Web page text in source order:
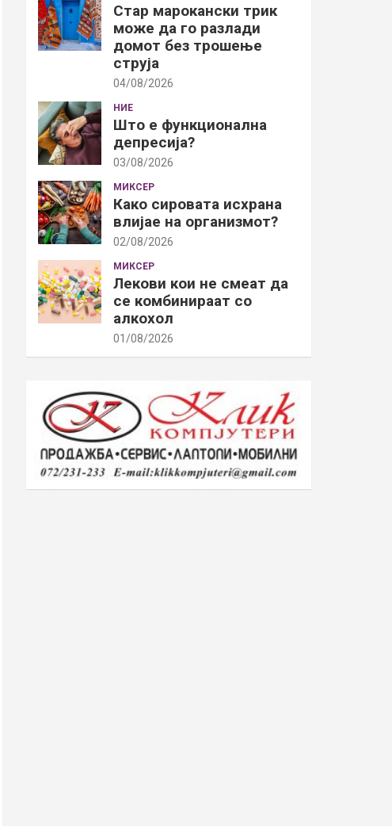
Стар марокански трик
може да го разлади
домот без трошење
струја
04/08/2026
НИЕ
Што е функционална
депресија?
03/08/2026
МИКСЕР
Како сировата исхрана
влијае на организмот?
02/08/2026
МИКСЕР
Лекови кои не смеат да
се комбинираат со
алкохол
01/08/2026